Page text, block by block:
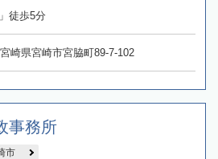
徒歩5分
崎県宮崎市宮脇町89-7-102
事務所
市